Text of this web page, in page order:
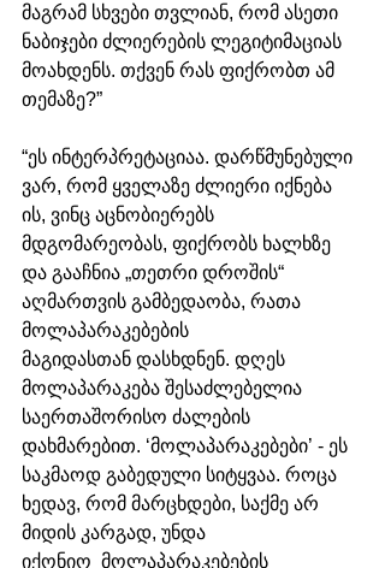
მაგრამ სხვები თვლიან, რომ ასეთი
ნაბიჯები ძლიერების ლეგიტიმაციას
მოახდენს. თქვენ რას ფიქრობთ ამ
თემაზე?”
“ეს ინტერპრეტაციაა. დარწმუნებული
ვარ, რომ ყველაზე ძლიერი იქნება
ის, ვინც აცნობიერებს
მდგომარეობას, ფიქრობს ხალხზე
და გააჩნია „თეთრი დროშის“
აღმართვის გამბედაობა, რათა
მოლაპარაკებების
მაგიდასთან დასხდნენ. დღეს
მოლაპარაკება შესაძლებელია
საერთაშორისო ძალების
დახმარებით. ‘მოლაპარაკებები’ - ეს
საკმაოდ გაბედული სიტყვაა. როცა
ხედავ, რომ მარცხდები, საქმე არ
მიდის კარგად, უნდა
იქონიო  მოლაპარაკებების